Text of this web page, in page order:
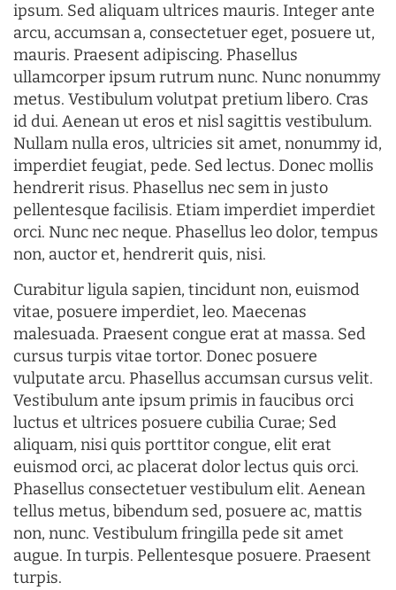
ipsum. Sed aliquam ultrices mauris. Integer ante
arcu, accumsan a, consectetuer eget, posuere ut,
mauris. Praesent adipiscing. Phasellus
ullamcorper ipsum rutrum nunc. Nunc nonummy
metus. Vestibulum volutpat pretium libero. Cras
id dui. Aenean ut eros et nisl sagittis vestibulum.
Nullam nulla eros, ultricies sit amet, nonummy id,
imperdiet feugiat, pede. Sed lectus. Donec mollis
hendrerit risus. Phasellus nec sem in justo
pellentesque facilisis. Etiam imperdiet imperdiet
orci. Nunc nec neque. Phasellus leo dolor, tempus
non, auctor et, hendrerit quis, nisi.
Curabitur ligula sapien, tincidunt non, euismod
vitae, posuere imperdiet, leo. Maecenas
malesuada. Praesent congue erat at massa. Sed
cursus turpis vitae tortor. Donec posuere
vulputate arcu. Phasellus accumsan cursus velit.
Vestibulum ante ipsum primis in faucibus orci
luctus et ultrices posuere cubilia Curae; Sed
aliquam, nisi quis porttitor congue, elit erat
euismod orci, ac placerat dolor lectus quis orci.
Phasellus consectetuer vestibulum elit. Aenean
tellus metus, bibendum sed, posuere ac, mattis
non, nunc. Vestibulum fringilla pede sit amet
augue. In turpis. Pellentesque posuere. Praesent
turpis.